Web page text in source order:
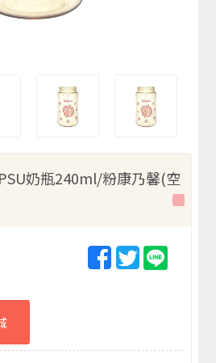
奶瓶240ml/粉康乃馨(空